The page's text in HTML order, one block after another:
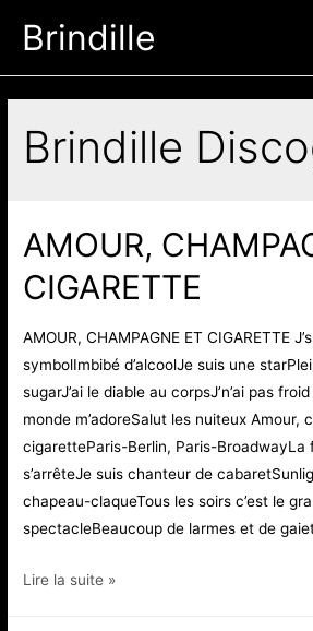
Brindille
Brindille
AMOUR,
CIGARETTE
AMOUR, CHAMPAGNE ET CIGARETTE
symbolImbibé d’alcoolJe suis une
sugarJ’ai le diable au corpsJ’n’ai pas
monde m’adoreSalut les nuiteux Amour,
cigaretteParis-Berlin, Paris-BroadwayLa
s’arrêteJe suis chanteur de
chapeau-claqueTous les soirs c’est le
spectacleBeaucoup de larmes et de
AMOUR,
Lire la suite »